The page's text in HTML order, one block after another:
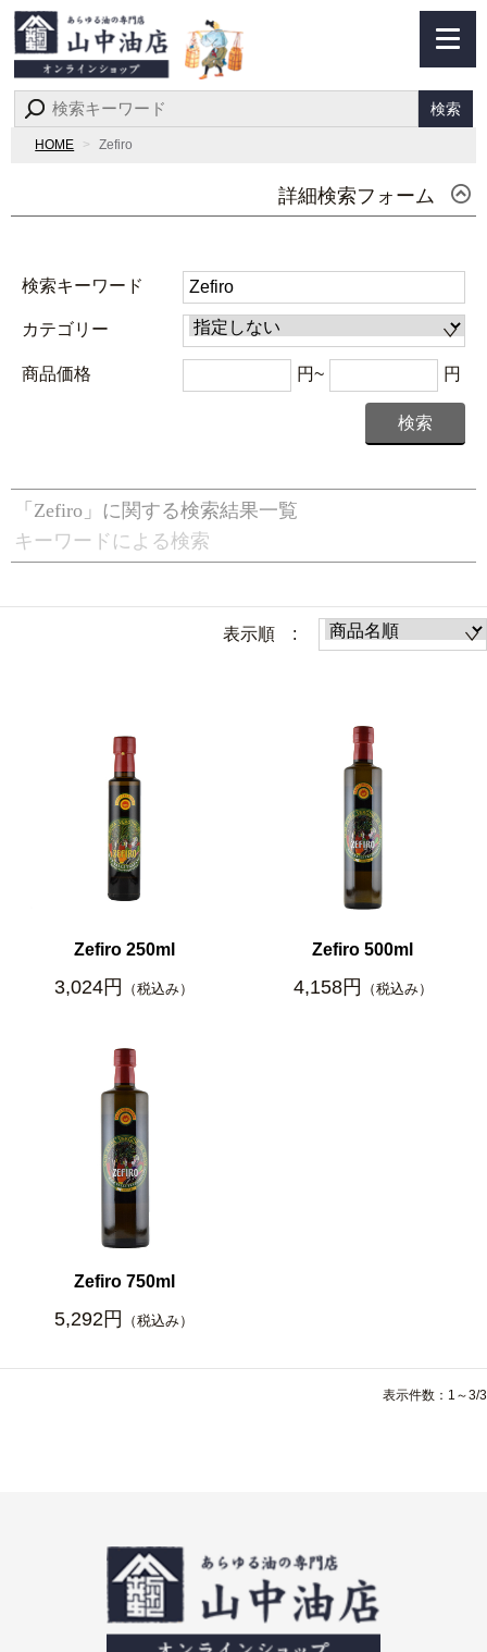
検索
HOME Zefiro
詳細検索フォーム
検索キーワード
カテゴリー
商品価格 円~ 円
検索
キーワードによる検索
「Zefiro」に関する検索結果一覧
表示順 :
Zefiro 250ml
3,024円 （税込み）
Zefiro 500ml
4,158円 （税込み）
Zefiro 750ml
5,292円 （税込み）
表示件数：1～3/3